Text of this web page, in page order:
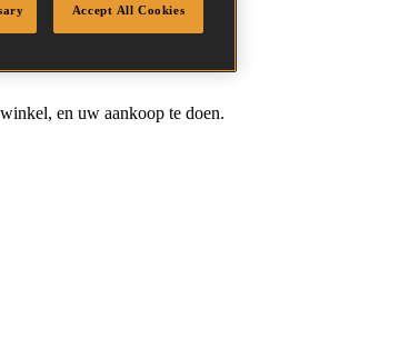
en uw aankoop te doen.
Accept All Cookies